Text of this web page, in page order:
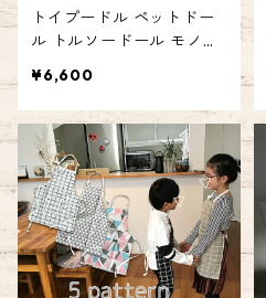
トイプードル ペットドー
ル トルソードール モノト
デル 撮影 ペット用品撮影
インテリア ぬいぐるみ
ディスプレイ 商品 人形 リ
アル風 ワンダードッグ エ
ミリースタイル emilystyle
80B
¥6,600